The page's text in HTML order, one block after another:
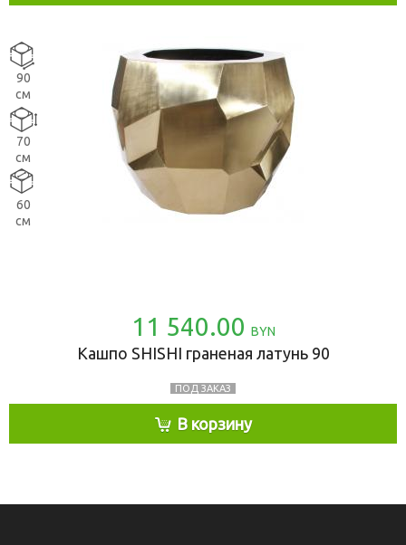
90
см
70
см
60
см
11 540.00 BYN
Кашпо SHISHI граненая латунь 90
ПОД ЗАКАЗ
В корзину